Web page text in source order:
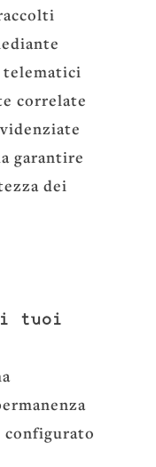
correlate
garantire
dei
i tuoi
configurato